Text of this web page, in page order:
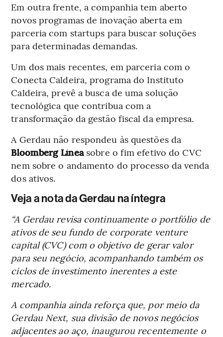
Em outra frente, a companhia tem aberto
novos programas de inovação aberta em
parceria com startups para buscar soluções
para determinadas demandas.
Um dos mais recentes, em parceria com o
Conecta Caldeira, programa do Instituto
Caldeira, prevê a busca de uma solução
tecnológica que contribua com a
transformação da gestão fiscal da empresa.
A Gerdau não respondeu às questões da
Bloomberg Líneasobre o fim efetivo do CVC
nem sobre o andamento do processo da venda
dos ativos.
Veja a nota da Gerdau na íntegra
“A Gerdau revisa continuamente o portfólio de
ativos de seu fundo de corporate venture
capital (CVC) com o objetivo de gerar valor
para seu negócio, acompanhando também os
ciclos de investimento inerentes a este
mercado.
A companhia ainda reforça que, por meio da
Gerdau Next, sua divisão de novos negócios
adjacentes ao aço, inaugurou recentemente o